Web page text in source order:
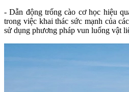
- Dẫn động trống cào cơ học hiệu
trong việc khai thác sức mạnh của
sử dụng phương pháp vun luống vật